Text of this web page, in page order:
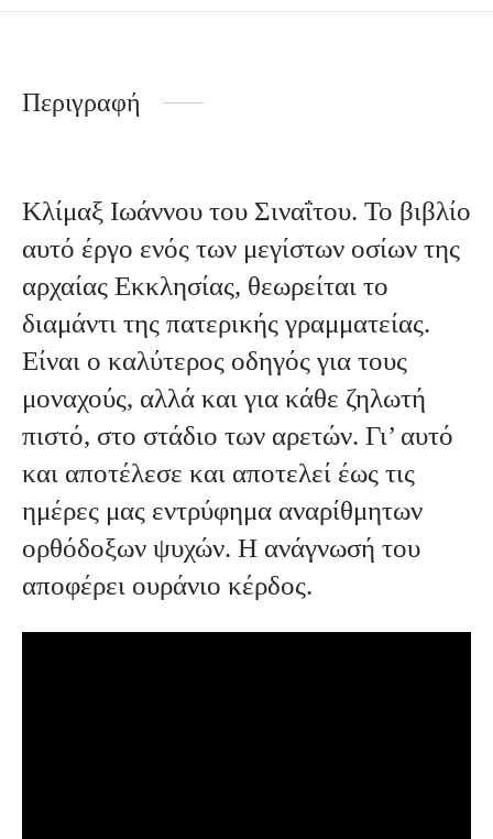
Περιγραφή
Κλίμαξ Ιωάννου του Σιναΐτου. Το βιβλίο
αυτό έργο ενός των μεγίστων oσίων της
αρχαίας Εκκλησίας, θεωρείται το
διαμάντι της πατερικής γραμματείας.
Είναι ο καλύτερος οδηγός για τους
μοναχούς, αλλά και για κάθε ζηλωτή
πιστό, στο στάδιο των αρετών. Γι’ αυτό
και αποτέλεσε και αποτελεί έως τις
ημέρες μας εντρύφημα αναρίθμητων
ορθόδοξων ψυχών. Η ανάγνωσή του
αποφέρει ουράνιο κέρδος.